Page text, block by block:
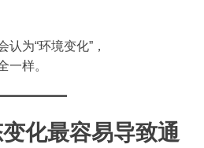
为“环境变化”，
一样。
化最容易导致通